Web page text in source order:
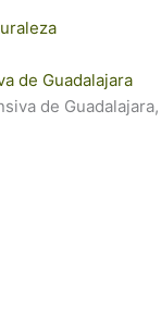
de Guadalajara
de